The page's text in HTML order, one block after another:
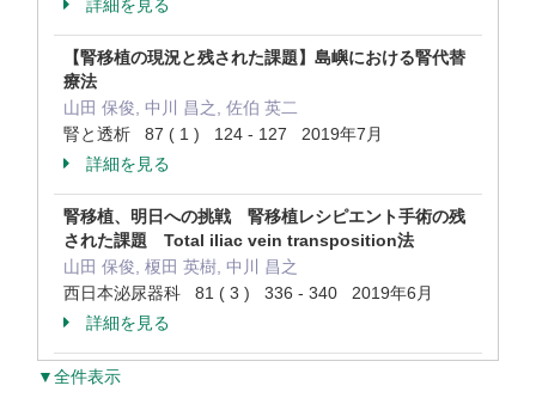
詳細を見る
【腎移植の現況と残された課題】島嶼における腎代替
療法
山田 保俊, 中川 昌之, 佐伯 英二
腎と透析 87 ( 1 ) 124 - 127 2019年7月
詳細を見る
腎移植、明日への挑戦 腎移植レシピエント手術の残
された課題 Total iliac vein transposition法
山田 保俊, 榎田 英樹, 中川 昌之
西日本泌尿器科 81 ( 3 ) 336 - 340 2019年6月
詳細を見る
▼全件表示